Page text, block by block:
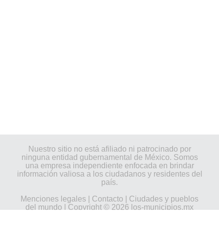
Nuestro sitio no está afiliado ni patrocinado por
ninguna entidad gubernamental de México. Somos
una empresa independiente enfocada en brindar
información valiosa a los ciudadanos y residentes del
país.
Menciones legales
Contacto
Ciudades y pueblos
del mundo | Copyright © 2026 los-municipios.mx